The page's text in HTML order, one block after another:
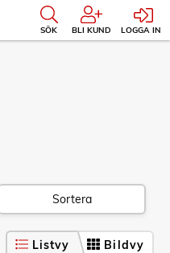
SÖK BLI KUND LOGGA IN
Sortera
Bildvy
Listvy